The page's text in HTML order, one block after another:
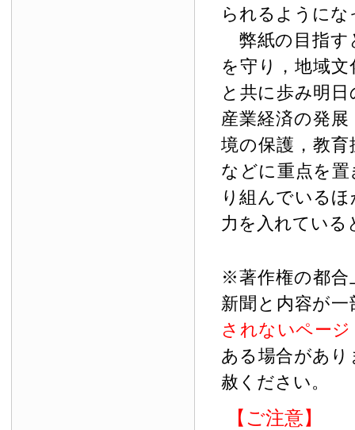
られるように
弊紙の目指す
を守り，地域
と共に歩み明
産業経済の発
境の保護，教
などに重点を
り組んでいる
力を入れている
※著作権の都合
新聞と内容が
されないペー
ある場合があ
赦ください。
【ご注意】